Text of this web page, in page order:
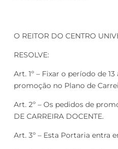
O REITOR DO CENTRO
RESOLVE:
Art. 1º – Fixar o período de
promoção no Plano de
Art. 2º – Os pedidos de
DE CARREIRA DOCENTE.
Art. 3º – Esta Portaria entra